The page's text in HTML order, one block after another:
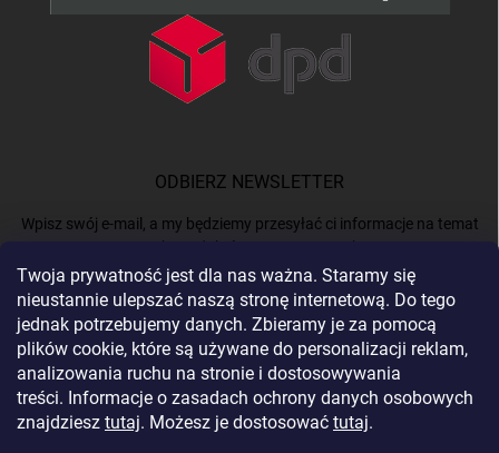
Twoja prywatność jest dla nas ważna. Staramy się
nieustannie ulepszać naszą stronę internetową. Do tego
jednak potrzebujemy danych. Zbieramy je za pomocą
plików cookie, które są używane do personalizacji reklam,
analizowania ruchu na stronie i dostosowywania
treści. Informacje o zasadach ochrony danych osobowych
znajdziesz tutaj. Możesz je dostosować tutaj.
ODBIERZ NEWSLETTER
Wpisz swój e-mail, a my będziemy przesyłać ci informacje na temat
nowych produktów na naszym e-shop.
E-MAIL
Podając e-mail, akceptujeszpolitykę prywatności.